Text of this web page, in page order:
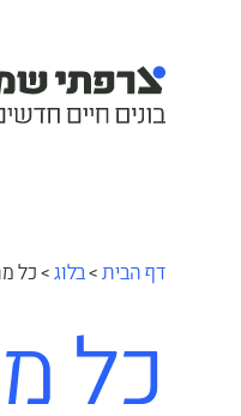
דף הבית > בלוג > כל
כל